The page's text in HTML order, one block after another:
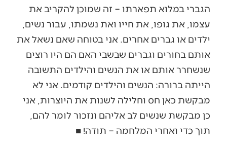
הגברי במלוא תפארתו – זה שמוכן להקריב את
עצמו, את גופו, את חייו ואת נשמתו, עבור נשים,
ילדים או גברים אחרים. אני בטוחה שאם נשאל את
אותם בחורים וגברים שבשבי האם הם היו רוצים
שנשחרר אותם או את הנשים והילדים התשובה
הייתה ברורה: הנשים והילדים קודמים. אני לא
מבקשת כאן חס וחלילה לשנות את היוצרות, אני
כן מבקשת שנשים לב אליהם ונזכור לומר להם,
תוך כדי ואחרי המלחמה – תודה! ■